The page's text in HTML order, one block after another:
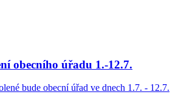
obecního úřadu 1.-12.7.
bude obecní úřad ve dnech 1.7. - 12.7.